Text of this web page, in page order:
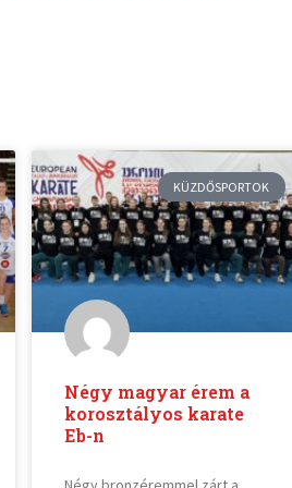
KÜZDŐSPORTOK
Négy magyar érem a
korosztályos karate
Eb-n